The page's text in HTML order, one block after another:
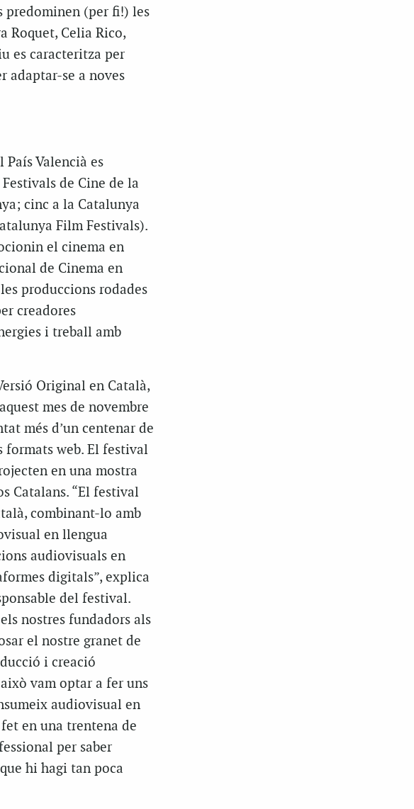
predominen (per fi!) les
Roquet, Celia Rico,
es caracteritza per
adaptar-se a noves
Valencià es
de Cine de la
cinc a la Catalunya
Film Festivals).
el cinema en
de Cinema en
produccions rodades
creadores
i treball amb
Original en Català,
mes de novembre
més d’un centenar de
formats web. El festival
en una mostra
Catalans. “El festival
combinant-lo amb
en llengua
audiovisuals en
digitals”, explica
del festival.
nostres fundadors als
el nostre granet de
i creació
vam optar a fer uns
audiovisual en
en una trentena de
per saber
hi hagi tan poca